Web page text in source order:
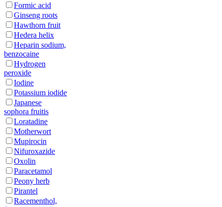
Formic acid
Ginseng roots
Hawthorn fruit
Hedera helix
Heparin sodium,
benzocaine
Hydrogen
peroxide
Iodine
Potassium iodide
Japanese
sophora fruitis
Loratadine
Motherwort
Mupirocin
Nifuroxazide
Oxolin
Paracetamol
Peony herb
Pirantel
Racementhol,